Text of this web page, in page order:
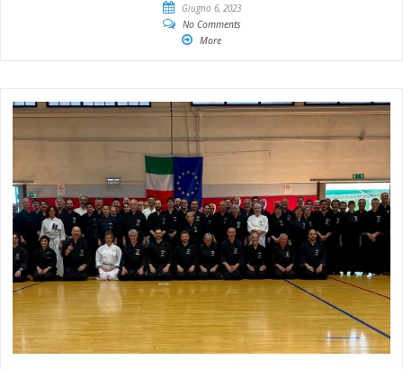
Giugno 6, 2023
No Comments
More